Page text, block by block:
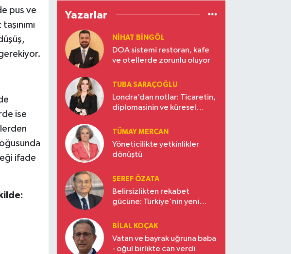
pus ve
ise
ifade
Yazarlar
NIHAT BINGÖL
DOA sistemi restoran, kafe
ve otellerde zorunlu oluyor
TUBA SARAÇOĞLU
Londra’dan notlar: Ticaretin,
diplomasinin ve küresel
Türkiye’nin yükselen gücü
TÜMAY MERCAN
Yöneticilikte yetkinlikler
dönüştü
ŞEREF ÖZATA
Belirsizlikten rekabet
gücüne: Türkiye'nin yeni
BILAL KOÇAK
Vatan ve bayrak uğruna baba
- oğul birlikte can verdi